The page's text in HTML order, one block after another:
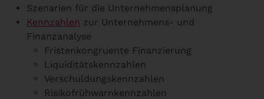
Szenarien für die Unternehmensplanung
Kennzahlen zur Unternehmens- und
Finanzanalyse
Fristenkongruente Finanzierung
Liquiditätskennzahlen
Verschuldungskennzahlen
Risikofrühwarnkennzahlen